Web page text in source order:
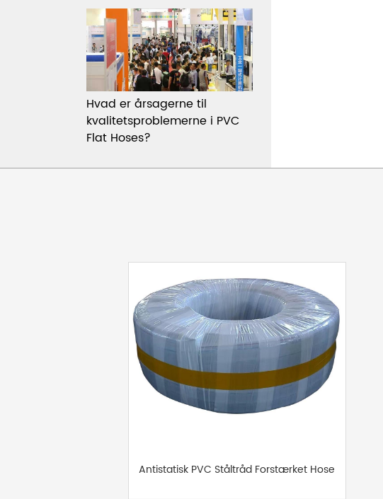
Hvad er årsagerne til
kvalitetsproblemerne i PVC
Flat Hoses?
Antistatisk PVC Ståltråd Forstærket Hose